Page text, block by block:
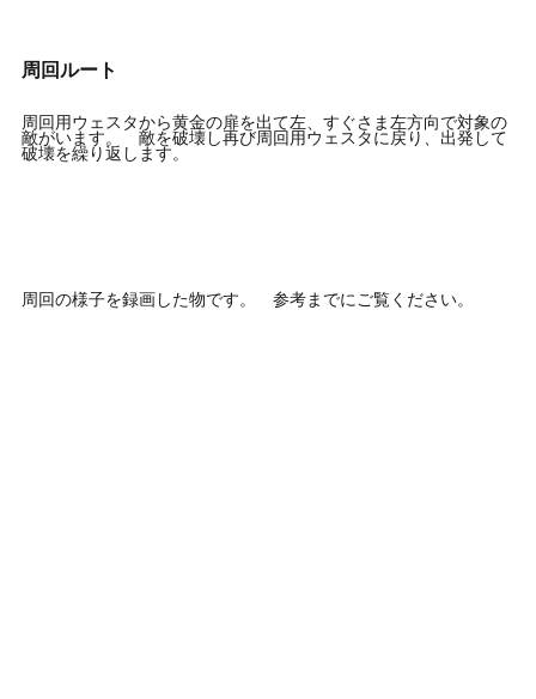
周回ルート
周回用ウェスタから黄金の扉を出て左、すぐさま左方向で対象の
敵がいます。 敵を破壊し再び周回用ウェスタに戻り、出発して
破壊を繰り返します。
周回の様子を録画した物です。 参考までにご覧ください。